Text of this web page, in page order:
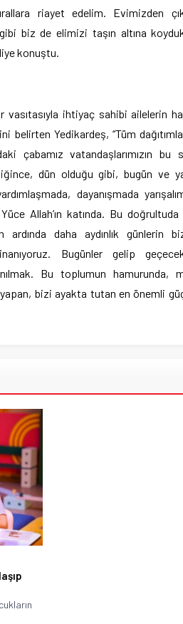
riayet edelim. Evimizden
biz de elimizi taşın altına
konuştu.
ihtiyaç sahibi ailelerin
Yedikardeş, “Tüm
çabamız vatandaşlarımızın
dün olduğu gibi, bugün ve
dayanışmada
Allah’ın katında. Bu
ardında daha aydınlık günlerin
Bugünler gelip
Bu toplumun hamurunda,
bizi ayakta tutan en önemli